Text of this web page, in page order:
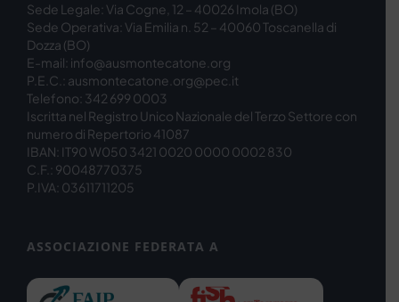
Sede Legale: Via Cogne, 12 – 40026 Imola (BO)
Sede Operativa: Via Emilia n. 52 – 40060 Toscanella di
Dozza (BO)
E-mail: info@ausmontecatone.org
P.E.C.: ausmontecatone.org@pec.it
Telefono: 342 699 0003
Iscritta nel Registro Unico Nazionale del Terzo Settore con
numero di Repertorio 41087
IBAN: IT90 W050 3421 0020 0000 0002 830
C.F.: 90048770375
P.IVA: 03611711205
ASSOCIAZIONE FEDERATA A